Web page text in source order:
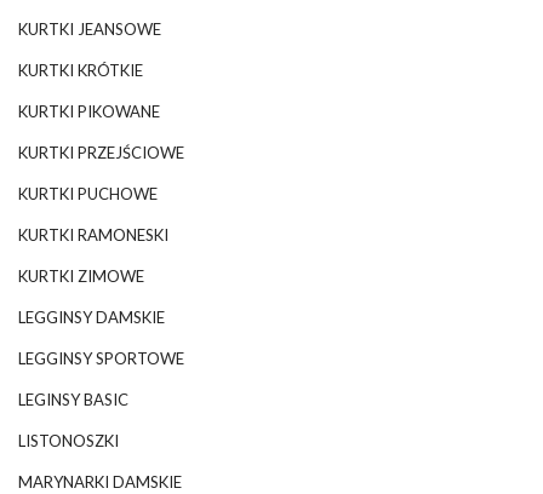
KURTKI JEANSOWE
KURTKI KRÓTKIE
KURTKI PIKOWANE
KURTKI PRZEJŚCIOWE
KURTKI PUCHOWE
KURTKI RAMONESKI
KURTKI ZIMOWE
LEGGINSY DAMSKIE
LEGGINSY SPORTOWE
LEGINSY BASIC
LISTONOSZKI
MARYNARKI DAMSKIE